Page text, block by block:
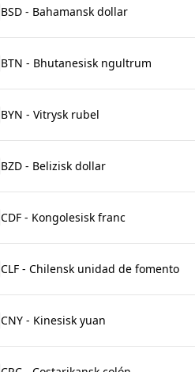
BSD - Bahamansk dollar
BTN - Bhutanesisk ngultrum
BYN - Vitrysk rubel
BZD - Belizisk dollar
CDF - Kongolesisk franc
CLF - Chilensk unidad de fomento
CNY - Kinesisk yuan